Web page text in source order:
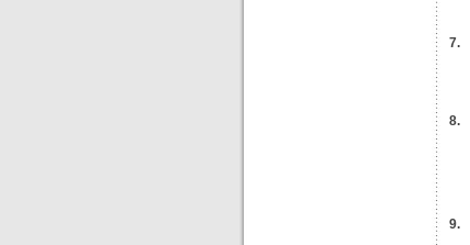
7.
8.
9.